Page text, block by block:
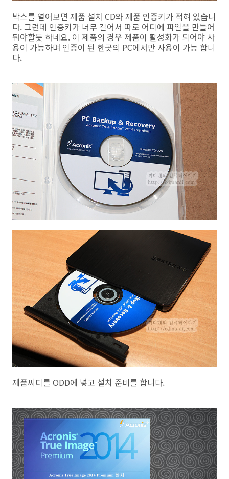
박스를 열어보면 제품 설치 CD와 제품 인증키가 적혀 있습니
다. 그런데 인증키가 너무 길어서 따로 어디에 파일을 만들어
둬야할듯 하네요. 이 제품의 경우 제품이 활성화가 되어야 사
용이 가능하며 인증이 된 한곳의 PC에서만 사용이 가능 합니
다.
제품씨디를 ODD에 넣고 설치 준비를 합니다.